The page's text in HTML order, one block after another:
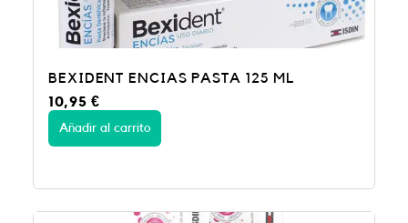
BEXIDENT ENCIAS PASTA 125 ML
10,95€
Añadir al carrito